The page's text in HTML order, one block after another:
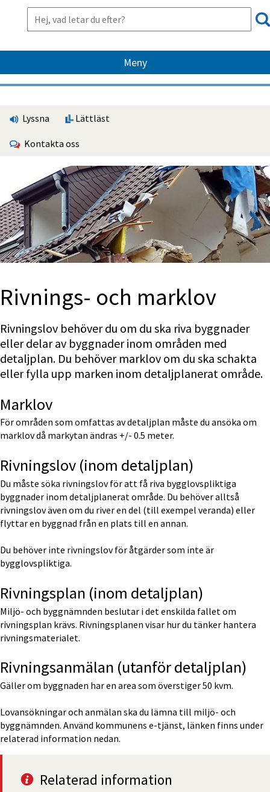
Meny
Lyssna Lättläst
Kontakta oss
Rivnings- och marklov
Rivningslov behöver du om du ska riva byggnader
eller delar av byggnader inom områden med
detaljplan. Du behöver marklov om du ska schakta
eller fylla upp marken inom detaljplanerat område.
Marklov
För områden som omfattas av detaljplan måste du ansöka om
marklov då markytan ändras +/- 0.5 meter.
Rivningslov (inom detaljplan)
Du måste söka rivningslov för att få riva bygglovspliktiga
byggnader inom detaljplanerat område. Du behöver alltså
rivningslov även om du river en del (till exempel veranda) eller
flyttar en byggnad från en plats till en annan.
Du behöver inte rivningslov för åtgärder som inte är
bygglovspliktiga.
Rivningsplan (inom detaljplan)
Miljö- och byggnämnden beslutar i det enskilda fallet om
rivningsplan krävs. Rivningsplanen visar hur du tänker hantera
rivningsmaterialet.
Rivningsanmälan (utanför detaljplan)
Gäller om byggnaden har en area som överstiger 50 kvm.
Lovansökningar och anmälan ska du lämna till miljö- och
byggnämnden. Använd kommunens e-tjänst, länken finns under
relaterad information nedan.
Relaterad information